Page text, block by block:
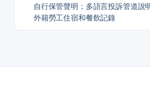
自行保管聲明；多語言投訴管道說
外籍勞工住宿和餐飲記錄